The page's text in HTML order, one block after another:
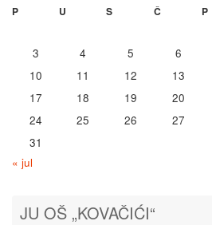
P
U S Č P
3
4 5 6
10
11 12 13
17
18 19 20
24
25 26 27
31
« jul
JU OŠ „KOVAČIĆI“